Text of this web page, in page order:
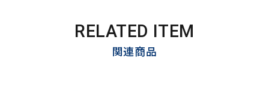
RELATED ITEM
関連商品